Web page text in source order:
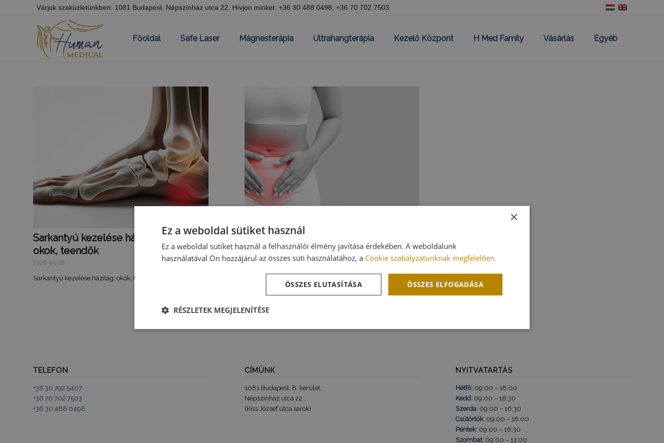
Várjuk szaküzletünkben: 1081 Budapest, Népszínház utca 22. Hívjon minket: +36 30 488 0498 +36 70 702 7503
Főoldal Safe Laser Mágnesterápia Ultrahangterápia Kezelő Központ H Med Family Vásárlás Egyéb
Sarkantyú kezelése házilag: tünetek,
okok, teendők
2026-05-28
Sarkantyú kezelése házilag: okok, tünetek, első teendők…
Hólyaggyulladás kezelése házilag: 12
tipp a gyors enyhülésért
2026-05-14
enyhülésért Sokan…
TELEFON
+36 30 792 5407
+36 70 702 7503
+36 30 488 0498
CÍMÜNK
1081 Budapest, 8. kerület,
Népszínház utca 22.,
(Kiss József utca sarok)
NYITVATARTÁS
Hétfő: 09:00 – 18:00
Kedd: 09:00 – 16:30
Szerda: 09:00 – 16:30
Csütörtök: 09:00 – 18:00
Péntek: 09:00 – 16:30
Szombat: 09:00 – 13:00
×
Ez a weboldal sütiket használ
Ez a weboldal sütiket használ a felhasználói élmény javítása érdekében. A weboldalunk
használatával Ön hozzájárul az összes süti használatához, a Cookie szabályzatunknak megfelelően.
ÖSSZES ELFOGADÁSA
ÖSSZES ELUTASÍTÁSA
RÉSZLETEK MEGJELENÍTÉSE
Elengedhetetlenül Teljesítmény Célzás Funkcionalitás Besorolatlan
Elengedhetetlenül szükséges Teljesítmény